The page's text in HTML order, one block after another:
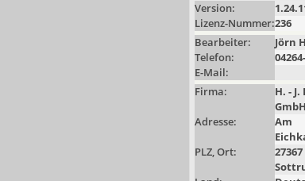
Version:
Lizenz-Nummer:236
Bearbeiter:
Jörn
Telefon:
E-Mail:
Firma:
H. -
GmbH
Adresse:
Am
PLZ, Ort:
27367